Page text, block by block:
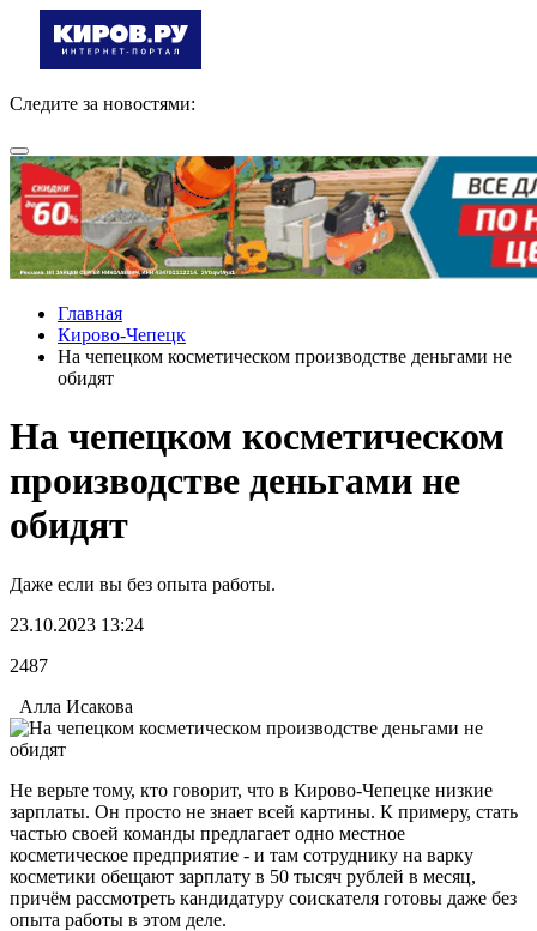
Следите за новостями:
Главная
Кирово-Чепецк
На чепецком косметическом производстве деньгами не
обидят
На чепецком косметическом
производстве деньгами не
обидят
Даже если вы без опыта работы.
23.10.2023 13:24
2487
Алла Исакова
Не верьте тому, кто говорит, что в Кирово-Чепецке низкие
зарплаты. Он просто не знает всей картины. К примеру, стать
частью своей команды предлагает одно местное
косметическое предприятие - и там сотруднику на варку
косметики обещают зарплату в 50 тысяч рублей в месяц,
причём рассмотреть кандидатуру соискателя готовы даже без
опыта работы в этом деле.